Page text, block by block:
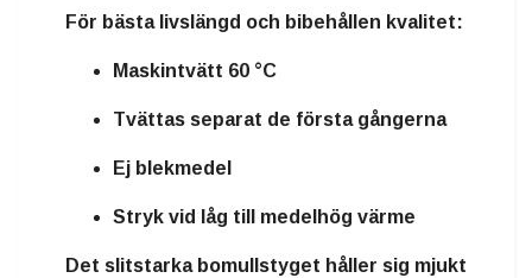
För bästa livslängd och bibehållen kvalitet:
Maskintvätt 60 °C
Tvättas separat de första gångerna
Ej blekmedel
Stryk vid låg till medelhög värme
Det slitstarka bomullstyget håller sig mjukt